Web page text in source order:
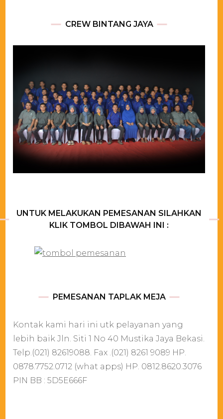
CREW BINTANG JAYA
UNTUK MELAKUKAN PEMESANAN SILAHKAN
KLIK TOMBOL DIBAWAH INI :
PEMESANAN TAPLAK MEJA
Kontak kami hari ini utk pelayanan yang
lebih baik Jln. Siti 1 No 40 Mustika Jaya Bekasi.
Telp.(021) 82619088. Fax .(021) 8261 9089 HP.
0878.7752.0712 (what apps) HP. 0812.8620.3076
PIN BB : 5D5E666F